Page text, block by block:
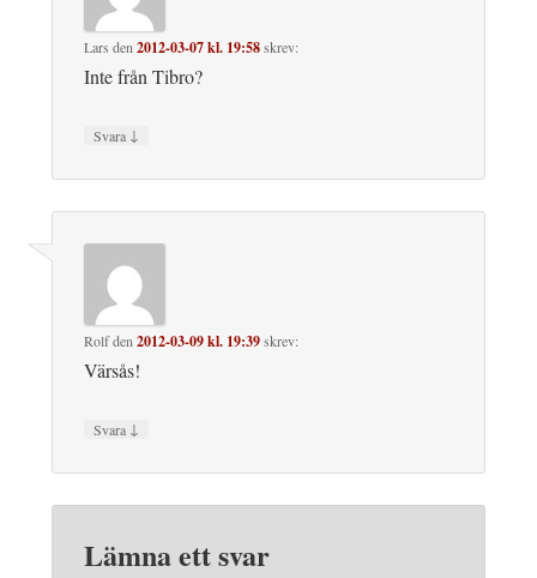
Lars den2012-03-07 kl. 19:58skrev:
Inte från Tibro?
Svara ↓
Rolfden2012-03-09 kl. 19:39skrev:
Värsås!
Svara ↓
Lämna ett svar